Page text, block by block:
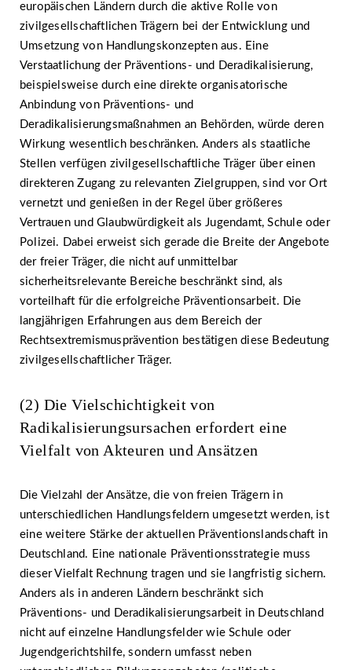
europäischen Ländern durch die aktive Rolle von
zivilgesellschaftlichen Trägern bei der Entwicklung und
Umsetzung von Handlungskonzepten aus. Eine
Verstaatlichung der Präventions- und Deradikalisierung,
beispielsweise durch eine direkte organisatorische
Anbindung von Präventions- und
Deradikalisierungsmaßnahmen an Behörden, würde deren
Wirkung wesentlich beschränken. Anders als staatliche
Stellen verfügen zivilgesellschaftliche Träger über einen
direkteren Zugang zu relevanten Zielgruppen, sind vor Ort
vernetzt und genießen in der Regel über größeres
Vertrauen und Glaubwürdigkeit als Jugendamt, Schule oder
Polizei. Dabei erweist sich gerade die Breite der Angebote
der freier Träger, die nicht auf unmittelbar
sicherheitsrelevante Bereiche beschränkt sind, als
vorteilhaft für die erfolgreiche Präventionsarbeit. Die
langjährigen Erfahrungen aus dem Bereich der
Rechtsextremismusprävention bestätigen diese Bedeutung
zivilgesellschaftlicher Träger.
(2) Die Vielschichtigkeit von
Radikalisierungsursachen erfordert eine
Vielfalt von Akteuren und Ansätzen
Die Vielzahl der Ansätze, die von freien Trägern in
unterschiedlichen Handlungsfeldern umgesetzt werden, ist
eine weitere Stärke der aktuellen Präventionslandschaft in
Deutschland. Eine nationale Präventionsstrategie muss
dieser Vielfalt Rechnung tragen und sie langfristig sichern.
Anders als in anderen Ländern beschränkt sich
Präventions- und Deradikalisierungsarbeit in Deutschland
nicht auf einzelne Handlungsfelder wie Schule oder
Jugendgerichtshilfe, sondern umfasst neben